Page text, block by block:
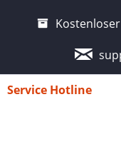
Service Hotline